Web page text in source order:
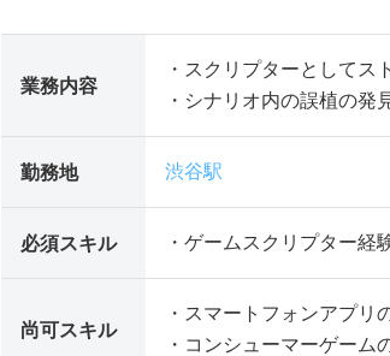
業務内容
・スクリプターとしてス
・シナリオ内の誤植の発
勤務地 渋谷駅
必須スキル ・ゲームスクリプター経
尚可スキル
・スマートフォンアプリ
・コンシューマーゲーム